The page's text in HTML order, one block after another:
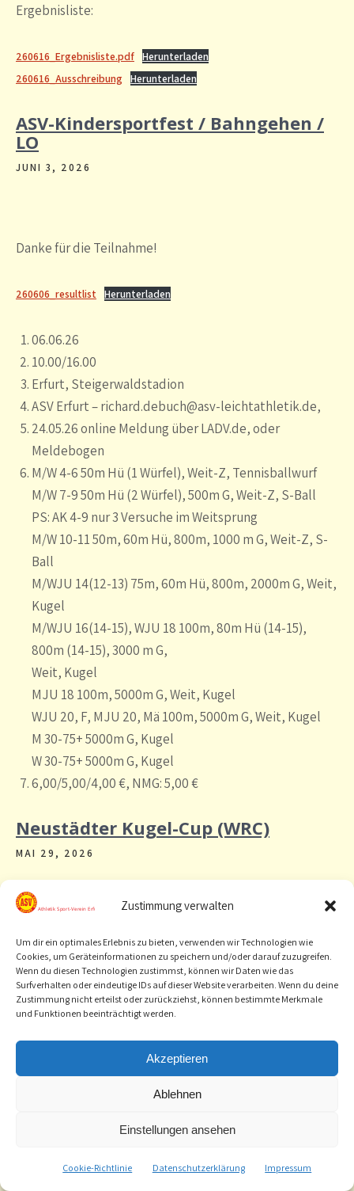
Zustimmung verwalten
Um dir ein optimales Erlebnis zu bieten, verwenden wir Technologien wie
Cookies, um Geräteinformationen zu speichern und/oder darauf zuzugreifen.
Wenn du diesen Technologien zustimmst, können wir Daten wie das
Surfverhalten oder eindeutige IDs auf dieser Website verarbeiten. Wenn du deine
Zustimmung nicht erteilst oder zurückziehst, können bestimmte Merkmale
und Funktionen beeinträchtigt werden.
Akzeptieren
Ablehnen
Einstellungen ansehen
Cookie-Richtlinie Datenschutzerklärung Impressum
Ergebnisliste:
260616_Ergebnisliste.pdf Herunterladen
260616_Ausschreibung
Herunterladen
ASV-Kindersportfest / Bahngehen /
LO
JUNI 3, 2026
Danke für die Teilnahme!
260606_resultlist Herunterladen
06.06.26
10.00/16.00
Erfurt, Steigerwaldstadion
ASV Erfurt – richard.debuch@asv-leichtathletik.de,
24.05.26 online Meldung über LADV.de, oder
Meldebogen
M/W 4-6 50m Hü (1 Würfel), Weit-Z, Tennisballwurf
M/W 7-9 50m Hü (2 Würfel), 500m G, Weit-Z, S-Ball
PS: AK 4-9 nur 3 Versuche im Weitsprung
M/W 10-11 50m, 60m Hü, 800m, 1000 m G, Weit-Z, S-
Ball
M/WJU 14(12-13) 75m, 60m Hü, 800m, 2000m G, Weit,
Kugel
M/WJU 16(14-15), WJU 18 100m, 80m Hü (14-15),
800m (14-15), 3000 m G,
Weit, Kugel
MJU 18 100m, 5000m G, Weit, Kugel
WJU 20, F, MJU 20, Mä 100m, 5000m G, Weit, Kugel
M 30-75+ 5000m G, Kugel
W 30-75+ 5000m G, Kugel
6,00/5,00/4,00 €, NMG: 5,00 €
Neustädter Kugel-Cup (WRC)
MAI 29, 2026
Noch mehr Informationen gibt es hier
https://www.kugel-cup.de
Neustädt – Gerstungen